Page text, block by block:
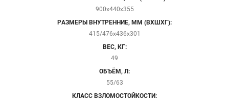
900x440x355
РАЗМЕРЫ ВНУТРЕННИЕ, ММ (ВХШХГ):
415/476x436x301
ВЕС, КГ:
49
ОБЪЁМ, Л:
55/63
КЛАСС ВЗЛОМОСТОЙКОСТИ: